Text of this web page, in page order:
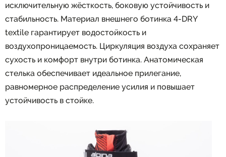
исключительную жёсткость, боковую устойчивость и
стабильность. Материал внешнего ботинка 4-DRY
textile гарантирует водостойкость и
воздухопроницаемость. Циркуляция воздуха сохраняет
сухость и комфорт внутри ботинка. Анатомическая
стелька обеспечивает идеальное прилегание,
равномерное распределение усилия и повышает
устойчивость в стойке.